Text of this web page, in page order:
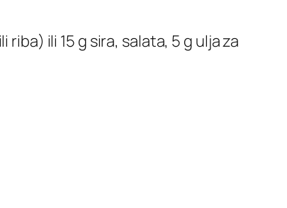
ili 15 g sira, salata, 5 g ulja za